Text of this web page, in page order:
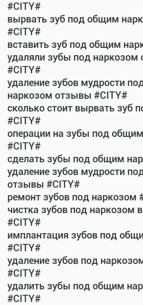
#CITY#
вырвать зуб под общим
#CITY#
вставить зуб под общим
удаляли зубы под наркозом
#CITY#
удаление зубов мудрости
наркозом отзывы #CITY#
сколько стоит вырвать зуб
#CITY#
операции на зубы под
#CITY#
сделать зубы под общим
удаление зубов мудрости
отзывы #CITY#
ремонт зубов под наркозом
чистка зубов под наркозом
#CITY#
имплантация зубов под
#CITY#
удаление зубов под
#CITY#
удалить зубы под общим
#CITY#